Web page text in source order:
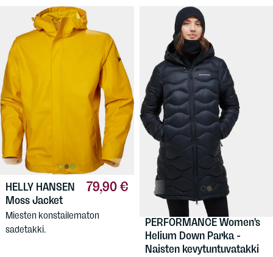
79,90 €
HELLY HANSEN
Moss Jacket
Miesten konstailematon
sadetakki.
PEAK
PERFORMANCEWomen's
Helium Down Parka -
Naisten kevytuntuvatakki